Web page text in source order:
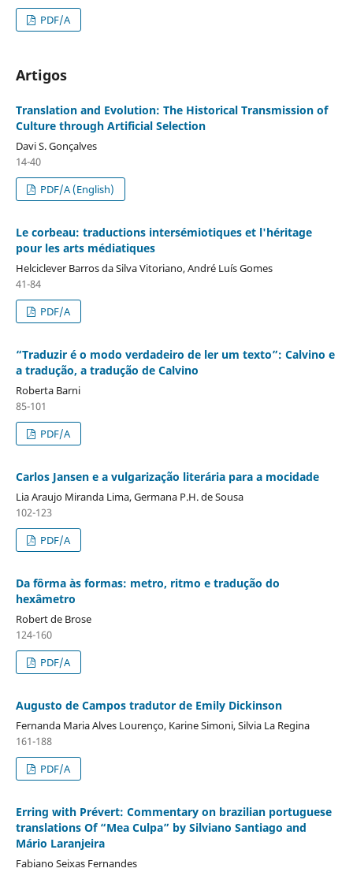
PDF/A
Artigos
Translation and Evolution: The Historical Transmission of
Culture through Artificial Selection
Davi S. Gonçalves
14-40
PDF/A (English)
Le corbeau: traductions intersémiotiques et l'héritage
pour les arts médiatiques
Helciclever Barros da Silva Vitoriano, André Luís Gomes
41-84
PDF/A
“Traduzir é o modo verdadeiro de ler um texto”: Calvino e
a tradução, a tradução de Calvino
Roberta Barni
85-101
PDF/A
Carlos Jansen e a vulgarização literária para a mocidade
Lia Araujo Miranda Lima, Germana P.H. de Sousa
102-123
PDF/A
Da fôrma às formas: metro, ritmo e tradução do
hexâmetro
Robert de Brose
124-160
PDF/A
Augusto de Campos tradutor de Emily Dickinson
Fernanda Maria Alves Lourenço, Karine Simoni, Silvia La Regina
161-188
PDF/A
Erring with Prévert: Commentary on brazilian portuguese
translations Of “Mea Culpa” by Silviano Santiago and
Mário Laranjeira
Fabiano Seixas Fernandes